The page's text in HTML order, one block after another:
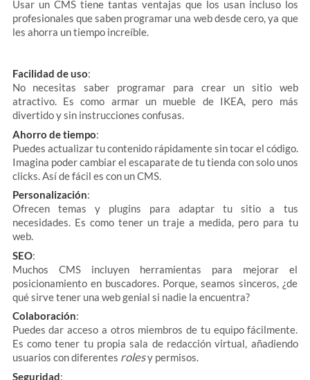
Usar un CMS tiene tantas ventajas que los usan incluso los
profesionales que saben programar una web desde cero, ya que
les ahorra un tiempo increíble.
Facilidad de uso:
No necesitas saber programar para crear un sitio web
atractivo. Es como armar un mueble de IKEA, pero más
divertido y sin instrucciones confusas.
Ahorro de tiempo:
Puedes actualizar tu contenido rápidamente sin tocar el código.
Imagina poder cambiar el escaparate de tu tienda con solo unos
clicks. Así de fácil es con un CMS.
Personalización:
Ofrecen temas y plugins para adaptar tu sitio a tus
necesidades. Es como tener un traje a medida, pero para tu
web.
SEO:
Muchos CMS incluyen herramientas para mejorar el
posicionamiento en buscadores. Porque, seamos sinceros, ¿de
qué sirve tener una web genial si nadie la encuentra?
Colaboración:
Puedes dar acceso a otros miembros de tu equipo fácilmente.
Es como tener tu propia sala de redacción virtual, añadiendo
usuarios con diferentes rolesy permisos.
Seguridad: